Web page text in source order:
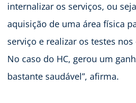
internalizar os serviços, ou
aquisição de uma área física
serviço e realizar os testes
No caso do HC, gerou um
bastante saudável”, afirma.